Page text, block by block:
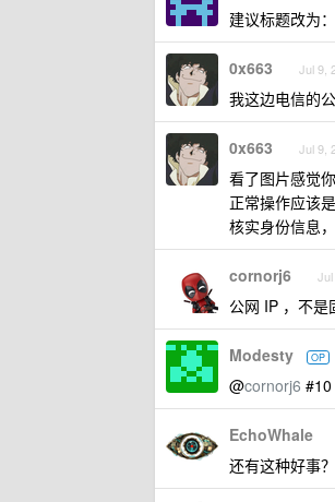
建议标题改为
0x663 Jul 9,
我这边电信的
0x663 Jul 9,
看了图片感觉
正常操作应该
核实身份信息
cornorj6
公网 IP ，不是
Modesty OP
@cornorj6 #10
EchoWhale
还有这种好事？